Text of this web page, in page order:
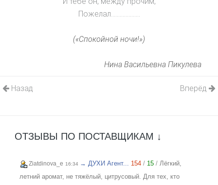
Пожелал………………..
(«Спокойной ночи!»)
Нина Васильевна Пикулева
Назад Вперёд
ОТЗЫВЫ ПО ПОСТАВЩИКАМ ↓
Ziatdinova_e 16:34 → ДУХИ Агент... 154 / 15 / Лёгкий,
летний аромат, не тяжёлый, цитрусовый. Для тех, кто